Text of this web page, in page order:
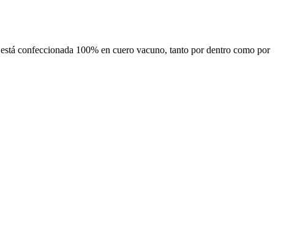
está confeccionada 100% en cuero vacuno, tanto por dentro como por